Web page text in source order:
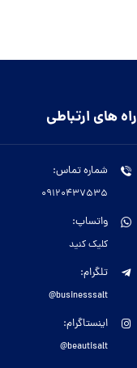
راه های ارتباطی
شماره تماس:
09120437535
واتساپ:
کلیک کنید
تلگرام:
businesssalt@
اینستاگرام:
beautisalt@